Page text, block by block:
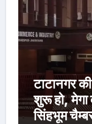
टाटानगर
शुरू हो, मेगा
सिंहभूम